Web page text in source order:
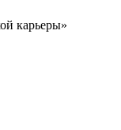
карьеры»